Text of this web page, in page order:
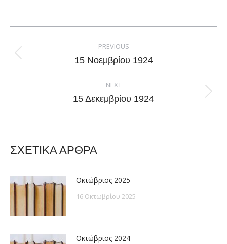
Facebook
X
PinterestLinkedIn
navigation
PREVIOUS
Previous
15 Νοεμβρίου 1924
NEXT
Next
15 Δεκεμβρίου 1924
ΣΧΕΤΙΚΑ ΑΡΘΡΑ
Οκτώβριος 2025
16 Οκτωβρίου 2025
Οκτώβριος 2024